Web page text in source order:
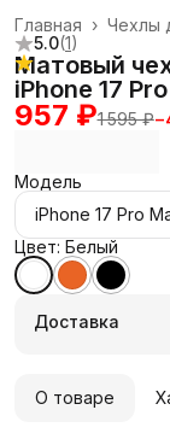
Чехлы
Главная ›
5.0(1)
Матовый
iPhone 17
957 ₽1 595 ₽−
Модель
iPhone 17 Pro
Цвет: Белый
Доставка
О товаре